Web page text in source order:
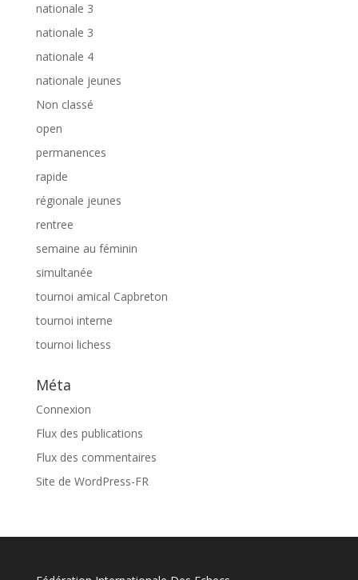
nationale 3
nationale 3
nationale 4
nationale jeunes
Non classé
open
permanences
rapide
régionale jeunes
rentree
semaine au féminin
simultanée
tournoi amical Capbreton
tournoi interne
tournoi lichess
Méta
Connexion
Flux des publications
Flux des commentaires
Site de WordPress-FR